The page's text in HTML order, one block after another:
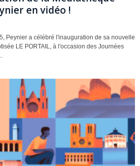
en vidéo !
Peynier a célébré l'inauguration de sa nouvelle
LE PORTAIL, à l'occasion des Journées